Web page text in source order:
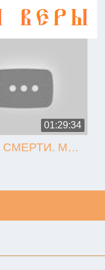
01:29:34
ТАЙНА СМЕРТИ. МЫТАРСТВА. ВОСКРЕСЕНИЕ (Олег Стеняев)